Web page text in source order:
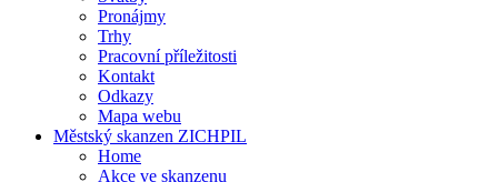
Pronájmy
Trhy
Pracovní příležitosti
Kontakt
Odkazy
Mapa webu
Městský skanzen ZICHPIL
Home
Akce ve skanzenu